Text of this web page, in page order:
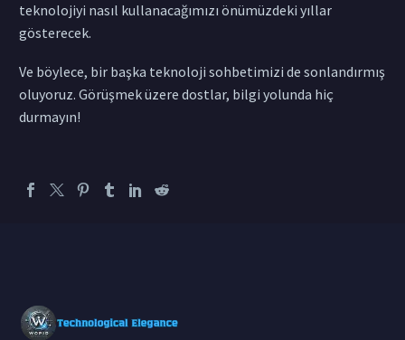
teknolojiyi nasıl kullanacağımızı önümüzdeki yıllar
gösterecek.
Ve böylece, bir başka teknoloji sohbetimizi de sonlandırmış
oluyoruz. Görüşmek üzere dostlar, bilgi yolunda hiç
durmayın!